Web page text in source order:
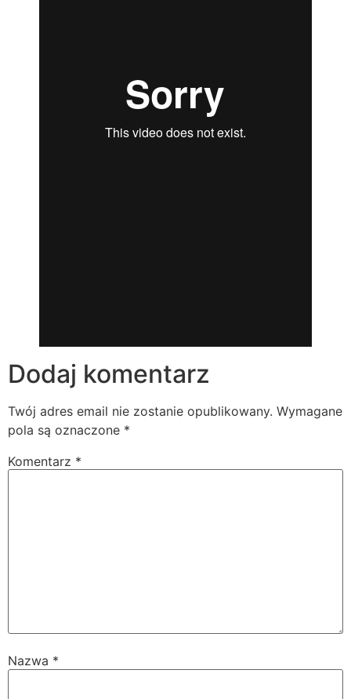
Dodaj komentarz
Twój adres email nie zostanie opublikowany. Wymagane
pola są oznaczone *
Komentarz *
Nazwa *